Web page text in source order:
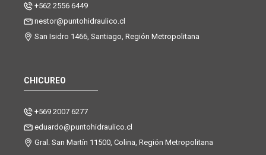
+562 2556 6449
nestor@puntohidraulico.cl
San Isidro 1466, Santiago, Región Metropolitana
CHICUREO
+569 2007 6277
eduardo@puntohidraulico.cl
Gral. San Martín 11500, Colina, Región Metropolitana